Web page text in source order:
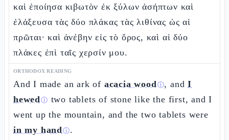
καὶ ἐποίησα κιβωτὸν ἐκ ξύλων ἀσήπτων καὶ
ἐλάξευσα τὰς δύο πλάκας τὰς λιθίνας ὡς αἱ
πρῶται· καὶ ἀνέβην εἰς τὸ ὄρος, καὶ αἱ δύο
πλάκες ἐπὶ ταῖς χερσίν μου.
ORTHODOX READING
And I made an ark of acacia woodⓘ, andI
hewedⓘ two tablets of stone like the first, and I
went up the mountain, and the two tablets were
in my handⓘ.